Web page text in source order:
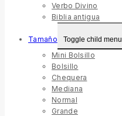
Verbo Divino
Biblia antigua
Tamaño Toggle child menu
Mini Bolsillo
Bolsillo
Chequera
Mediana
Normal
Grande